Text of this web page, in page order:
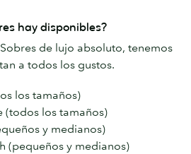
hay disponibles?
de lujo absoluto, tenemos
a todos los gustos.
los tamaños)
(todos los tamaños)
y medianos)
(pequeños y medianos)